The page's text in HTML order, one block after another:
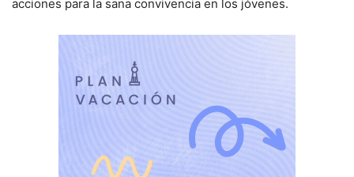
acciones para la sana convivencia en los jóvenes.